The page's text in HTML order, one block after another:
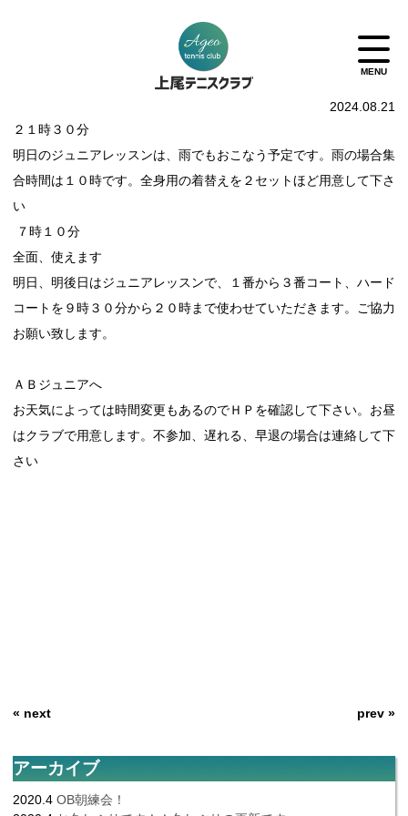
2024.08.21
２１時３０分
明日のジュニアレッスンは、雨でもおこなう予定です。雨の場合集
合時間は１０時です。全身用の着替えを２セットほど用意して下さ
い
７時１０分
全面、使えます
明日、明後日はジュニアレッスンで、１番から３番コート、ハード
コートを９時３０分から２０時まで使わせていただきます。ご協力
お願い致します。
ＡＢジュニアへ
お天気によっては時間変更もあるのでＨＰを確認して下さい。お昼
はクラブで用意します。不参加、遅れる、早退の場合は連絡して下
さい
« next prev »
アーカイブ
2020.4 OB朝練会！